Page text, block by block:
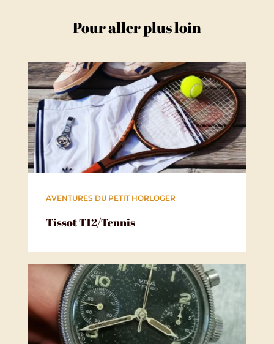
Pour aller plus loin
Tissot T12/Tennis
AVENTURES DU PETIT HORLOGER